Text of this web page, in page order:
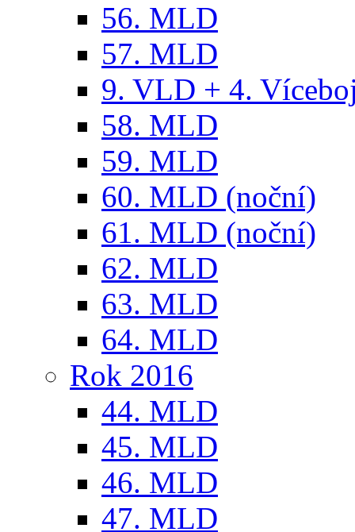
56. MLD
57. MLD
9. VLD + 4.
58. MLD
59. MLD
60. MLD (noční)
61. MLD (noční)
62. MLD
63. MLD
64. MLD
Rok 2016
44. MLD
45. MLD
46. MLD
47. MLD